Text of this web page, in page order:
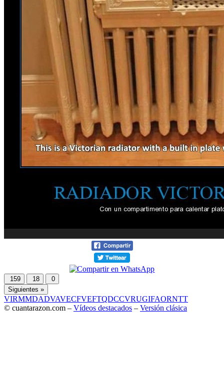
159 18
0
Siguientes »
VIRMMDADVAVECFVEFTQDCCVRUGIFAORNTT
© cuantarazon.com – Vídeos destacados – Versión clásica